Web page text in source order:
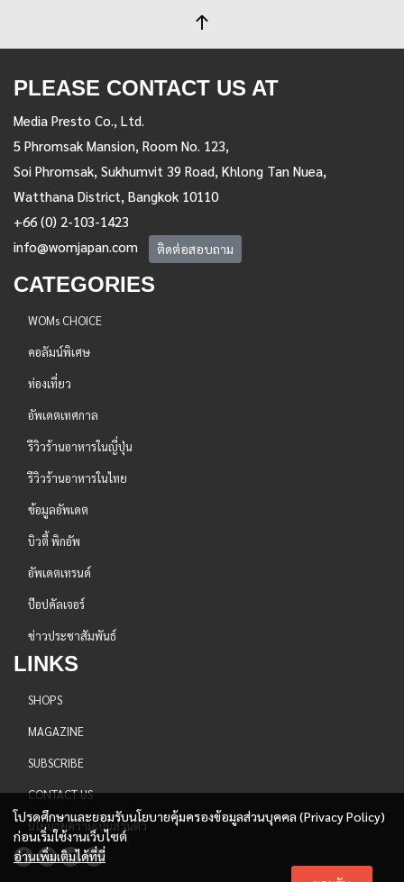
PLEASE CONTACT US AT
Media Presto Co., Ltd.
5 Phromsak Mansion, Room No. 123,
Soi Phromsak, Sukhumvit 39 Road, Khlong Tan Nuea,
Watthana District, Bangkok 10110
+66 (0) 2-103-1423
info@womjapan.com
ติดต่อสอบถาม
CATEGORIES
WOMs CHOICE
คอลัมน์พิเศษ
ท่องเที่ยว
อัพเดตเทศกาล
รีวิวร้านอาหารในญี่ปุ่น
รีวิวร้านอาหารในไทย
ข้อมูลอัพเดต
บิวตี้ พิกอัพ
อัพเดตเทรนด์
ป๊อปคัลเจอร์
ข่าวประชาสัมพันธ์
LINKS
SHOPS
MAGAZINE
SUBSCRIBE
CONTACT US
นโยบายความเป็นส่วนตัว
โปรดศึกษาและยอมรับนโยบายคุ้มครองข้อมูลส่วนบุคคล (Privacy Policy)
ก่อนเริ่มใช้งานเว็บไซต์
อ่านเพิ่มเติมได้ที่นี่